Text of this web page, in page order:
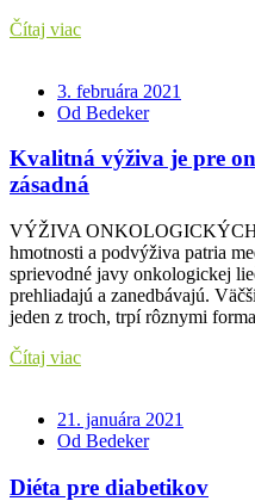
Čítaj viac
3. februára 2021
Od Bedeker
Kvalitná výživa je pre
zásadná
VÝŽIVA ONKOLOGICKÝCH
hmotnosti a podvýživa patria
sprievodné javy onkologickej
prehliadajú a zanedbávajú.
jeden z troch, trpí rôznymi
Čítaj viac
21. januára 2021
Od Bedeker
Diéta pre diabetikov